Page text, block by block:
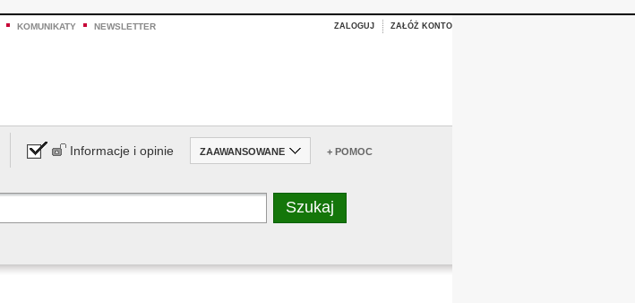
KOMUNIKATY NEWSLETTER ZALOGUJ ZAŁÓŻ KONTO
Informacje i opinie ZAAWANSOWANE + POMOC